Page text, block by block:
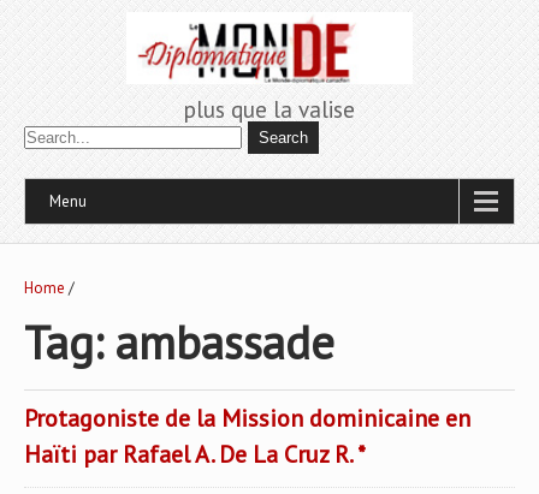
plus que la valise
Menu
Home /
Tag: ambassade
Protagoniste de la Mission dominicaine en
Haïti par Rafael A. De La Cruz R. *